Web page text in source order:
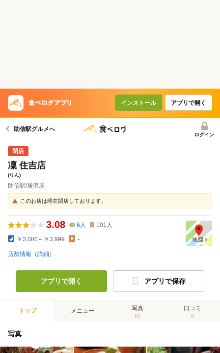
インストール アプリで開く
助信駅グルメへ
ログイン
凜 住吉店
(りん)
助信駅/居酒屋
このお店は現在閉店しております。
3.08 6 人 101 人
￥3,000～￥3,999 -
店舗情報（詳細）
アプリで開く アプリで保存
トップ メニュー 写真
62
口コミ
6
写真